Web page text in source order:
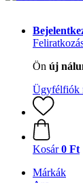
Ön új
Ügyfélfiók
Kosár 0 Ft
Márkák